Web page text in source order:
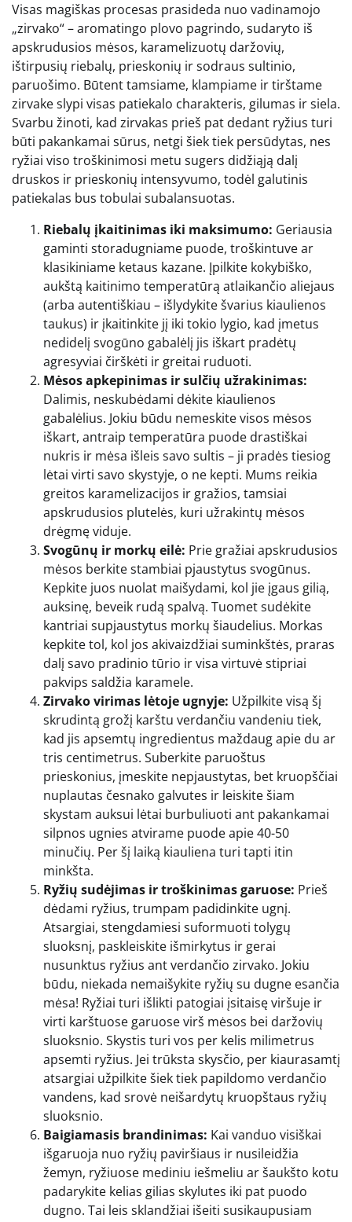
Visas magiškas procesas prasideda nuo vadinamojo
„zirvako“ – aromatingo plovo pagrindo, sudaryto iš
apskrudusios mėsos, karamelizuotų daržovių,
ištirpusių riebalų, prieskonių ir sodraus sultinio,
paruošimo. Būtent tamsiame, klampiame ir tirštame
zirvake slypi visas patiekalo charakteris, gilumas ir siela.
Svarbu žinoti, kad zirvakas prieš pat dedant ryžius turi
būti pakankamai sūrus, netgi šiek tiek persūdytas, nes
ryžiai viso troškinimosi metu sugers didžiąją dalį
druskos ir prieskonių intensyvumo, todėl galutinis
patiekalas bus tobulai subalansuotas.
Riebalų įkaitinimas iki maksimumo: Geriausia
gaminti storadugniame puode, troškintuve ar
klasikiniame ketaus kazane. Įpilkite kokybiško,
aukštą kaitinimo temperatūrą atlaikančio aliejaus
(arba autentiškiau – išlydykite švarius kiaulienos
taukus) ir įkaitinkite jį iki tokio lygio, kad įmetus
nedidelį svogūno gabalėlį jis iškart pradėtų
agresyviai čirškėti ir greitai ruduoti.
Mėsos apkepinimas ir sulčių užrakinimas:
Dalimis, neskubėdami dėkite kiaulienos
gabalėlius. Jokiu būdu nemeskite visos mėsos
iškart, antraip temperatūra puode drastiškai
nukris ir mėsa išleis savo sultis – ji pradės tiesiog
lėtai virti savo skystyje, o ne kepti. Mums reikia
greitos karamelizacijos ir gražios, tamsiai
apskrudusios plutelės, kuri užrakintų mėsos
drėgmę viduje.
Svogūnų ir morkų eilė: Prie gražiai apskrudusios
mėsos berkite stambiai pjaustytus svogūnus.
Kepkite juos nuolat maišydami, kol jie įgaus gilią,
auksinę, beveik rudą spalvą. Tuomet sudėkite
kantriai supjaustytus morkų šiaudelius. Morkas
kepkite tol, kol jos akivaizdžiai suminkštės, praras
dalį savo pradinio tūrio ir visa virtuvė stipriai
pakvips saldžia karamele.
Zirvako virimas lėtoje ugnyje: Užpilkite visą šį
skrudintą grožį karštu verdančiu vandeniu tiek,
kad jis apsemtų ingredientus maždaug apie du ar
tris centimetrus. Suberkite paruoštus
prieskonius, įmeskite nepjaustytas, bet kruopščiai
nuplautas česnako galvutes ir leiskite šiam
skystam auksui lėtai burbuliuoti ant pakankamai
silpnos ugnies atvirame puode apie 40-50
minučių. Per šį laiką kiauliena turi tapti itin
minkšta.
Ryžių sudėjimas ir troškinimas garuose: Prieš
dėdami ryžius, trumpam padidinkite ugnį.
Atsargiai, stengdamiesi suformuoti tolygų
sluoksnį, paskleiskite išmirkytus ir gerai
nusunktus ryžius ant verdančio zirvako. Jokiu
būdu, niekada nemaišykite ryžių su dugne esančia
mėsa! Ryžiai turi išlikti patogiai įsitaisę viršuje ir
virti karštuose garuose virš mėsos bei daržovių
sluoksnio. Skystis turi vos per kelis milimetrus
apsemti ryžius. Jei trūksta skysčio, per kiaurasamtį
atsargiai užpilkite šiek tiek papildomo verdančio
vandens, kad srovė neišardytų kruopštaus ryžių
sluoksnio.
Baigiamasis brandinimas: Kai vanduo visiškai
išgaruoja nuo ryžių paviršiaus ir nusileidžia
žemyn, ryžiuose mediniu iešmeliu ar šaukšto kotu
padarykite kelias gilias skylutes iki pat puodo
dugno. Tai leis sklandžiai išeiti susikaupusiam